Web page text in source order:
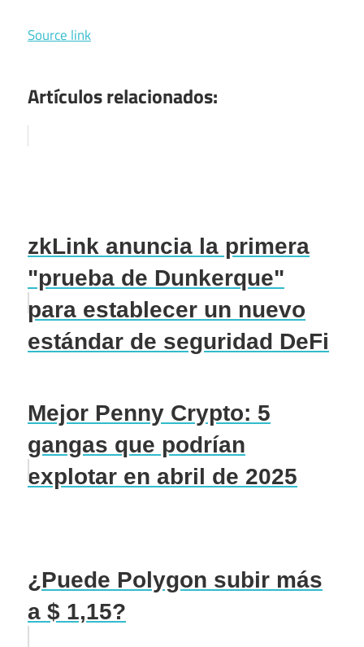
Source link
Artículos relacionados:
zkLink anuncia la primera
"prueba de Dunkerque"
para establecer un nuevo
estándar de seguridad DeFi
Mejor Penny Crypto: 5
gangas que podrían
explotar en abril de 2025
¿Puede Polygon subir más
a $ 1,15?